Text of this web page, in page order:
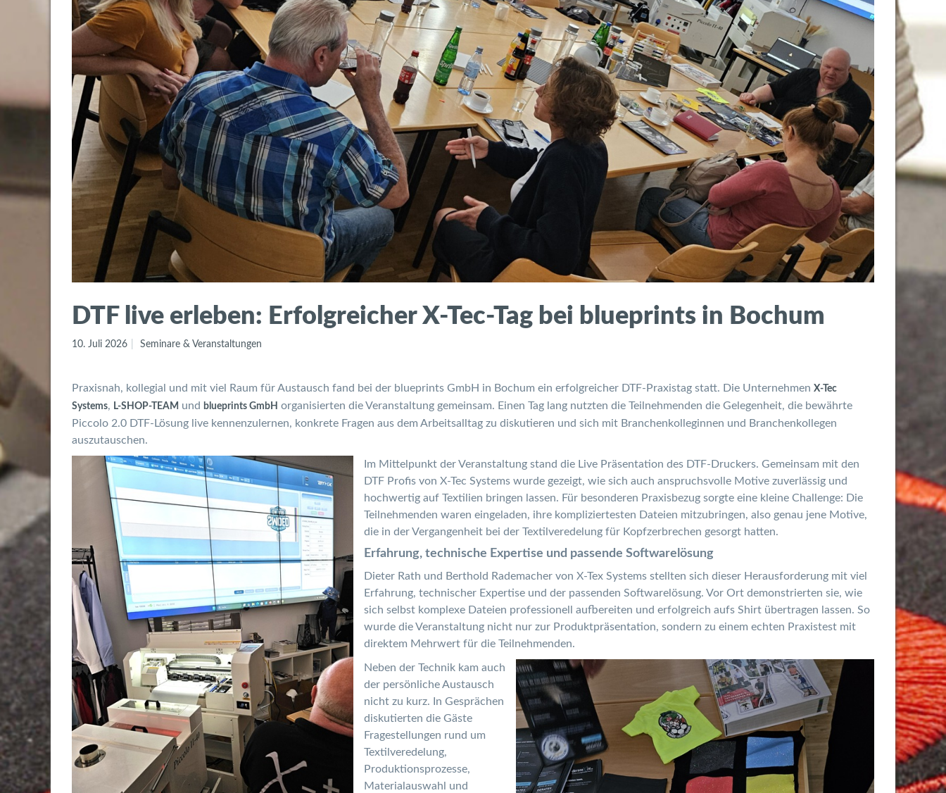
DTF live erleben: Erfolgreicher X-Tec-Tag bei blueprints in Bochum
10. Juli 2026 Seminare & Veranstaltungen
Praxisnah, kollegial und mit viel Raum für Austausch fand bei der blueprints GmbH in Bochum ein erfolgreicher DTF-Praxistag statt. Die Unternehmen X-Tec
Systems, L-SHOP-TEAM und blueprints GmbH organisierten die Veranstaltung gemeinsam. Einen Tag lang nutzten die Teilnehmenden die Gelegenheit, die bewährte
Piccolo 2.0 DTF-Lösung live kennenzulernen, konkrete Fragen aus dem Arbeitsalltag zu diskutieren und sich mit Branchenkolleginnen und Branchenkollegen
auszutauschen.
Im Mittelpunkt der Veranstaltung stand die Live Präsentation des DTF-Druckers. Gemeinsam mit den
DTF Profis von X-Tec Systems wurde gezeigt, wie sich auch anspruchsvolle Motive zuverlässig und
hochwertig auf Textilien bringen lassen. Für besonderen Praxisbezug sorgte eine kleine Challenge: Die
Teilnehmenden waren eingeladen, ihre kompliziertesten Dateien mitzubringen, also genau jene Motive,
die in der Vergangenheit bei der Textilveredelung für Kopfzerbrechen gesorgt hatten.
Erfahrung, technische Expertise und passende Softwarelösung
Dieter Rath und Berthold Rademacher von X-Tex Systems stellten sich dieser Herausforderung mit viel
Erfahrung, technischer Expertise und der passenden Softwarelösung. Vor Ort demonstrierten sie, wie
sich selbst komplexe Dateien professionell aufbereiten und erfolgreich aufs Shirt übertragen lassen. So
wurde die Veranstaltung nicht nur zur Produktpräsentation, sondern zu einem echten Praxistest mit
direktem Mehrwert für die Teilnehmenden.
Neben der Technik kam auch
der persönliche Austausch
nicht zu kurz. In Gesprächen
diskutierten die Gäste
Fragestellungen rund um
Textilveredelung,
Produktionsprozesse,
Materialauswahl und